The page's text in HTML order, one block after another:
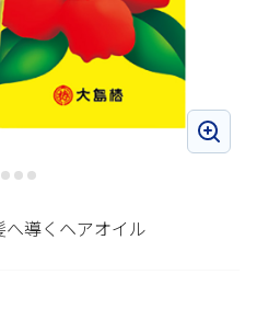
へ導くヘアオイル